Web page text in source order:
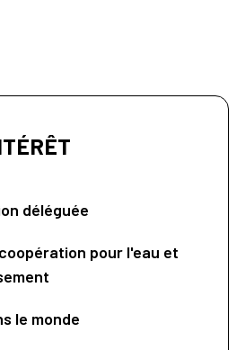
déléguée
pour l'eau et
le monde